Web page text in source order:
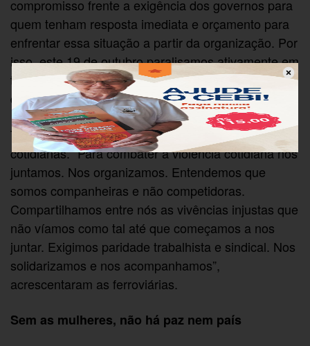
compromisso frente a exigência dos governos para
quem tenham resposta imediata e orçamento para
enfrentar essa situação a partir da organização. Por
isso, este 19 de outubro paralisamos ativamente em
todas as províncias e nos convocamos a mobilizar”,
disse.
Também há tempo para refletir sobre as violências
cotidianas. “Para combater a violência cotidiana nos
juntamos. Nos organizamos. Entendemos que
somos companheiras e não competidoras.
Compartilhamos entre nós as vivências injustas que
não víamos como tal até que começamos a nos
juntar. Exigimos paridade trabalhista e sindical. Nos
solidarizamos e nos acompanhamos”,
acrescentaram as ferroviárias.
Sem as mulheres, não há paz nem país